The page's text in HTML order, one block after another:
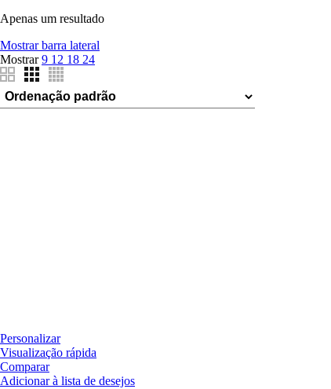
Apenas um resultado
Mostrar barra lateral
Mostrar9 12 18 24
Personalizar
Visualização rápida
Comparar
Adicionar à lista de desejos